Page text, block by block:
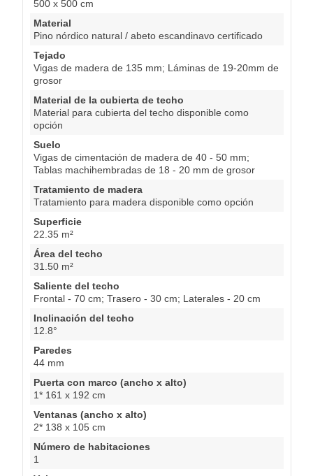
500 x 500 cm
Material
Pino nórdico natural / abeto escandinavo certificado
Tejado
Vigas de madera de 135 mm; Láminas de 19-20mm de
grosor
Material de la cubierta de techo
Material para cubierta del techo disponible como
opción
Suelo
Vigas de cimentación de madera de 40 - 50 mm;
Tablas machihembradas de 18 - 20 mm de grosor
Tratamiento de madera
Tratamiento para madera disponible como opción
Superficie
22.35 m²
Área del techo
31.50 m²
Saliente del techo
Frontal - 70 cm; Trasero - 30 cm; Laterales - 20 cm
Inclinación del techo
12.8°
Paredes
44 mm
Puerta con marco (ancho x alto)
1* 161 x 192 cm
Ventanas (ancho x alto)
2* 138 x 105 cm
Número de habitaciones
1